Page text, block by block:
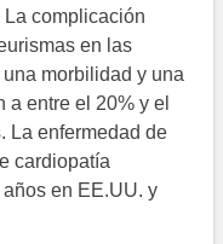
La complicación
en las
morbilidad y una
a entre el 20% y el
La enfermedad de
cardiopatía
en EE.UU. y